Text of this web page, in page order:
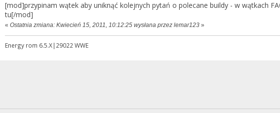
[mod]przypinam wątek aby uniknąć kolejnych pytań o polecane buildy - w wątkach
tu[/mod]
« Ostatnia zmiana: Kwiecień 15, 2011, 10:12:25 wysłana przez lemar123»
Energy rom 6.5.X|29022 WWE